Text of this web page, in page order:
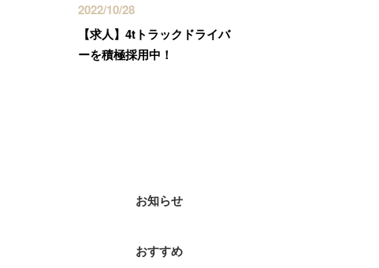
2022/10/28
【求人】4tトラックドライバ
ーを積極採用中！
お知らせ
おすすめ